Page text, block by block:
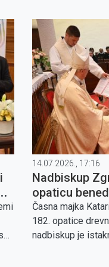
u Sisku.
14.07.2026., 17:16
Nadbiskup
opaticu
Sv. Marije u
Časna majka
182. opatice
nadbiskup je